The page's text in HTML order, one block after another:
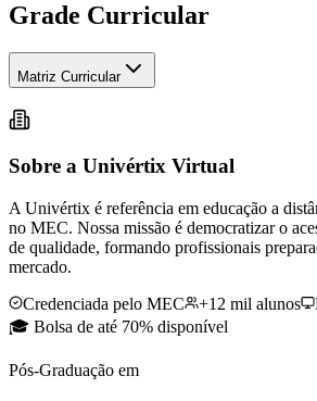
Grade Curricular
Matriz Curricular
Sobre a Univértix Virtual
A Univértix é referência em educação a
no MEC. Nossa missão é democratizar o
de qualidade, formando profissionais
mercado.
Credenciada pelo MEC
+12 mil alunos
🎓 Bolsa de até 70% disponível
Pós-Graduação em